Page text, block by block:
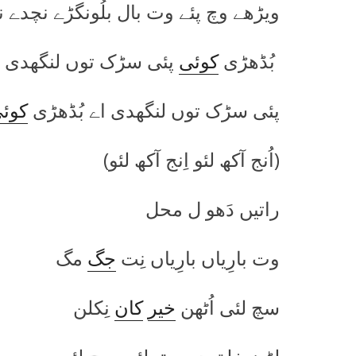
ویڑھے وچ پئے وت بال بلُونگڑے نچدے
بُڈھڑیکوئی پئی سڑک توں لنگھدی
پئی سڑک توں لنگھدی اے بُڈھڑی
(اُنج آکھ لئو اِنج آکھ لئو)
راتیں دَھو ل محل
وت بارِیاں بارِیاں نِت جگ مگ
سچ لئی اُٹھن خیر کان نِکلن